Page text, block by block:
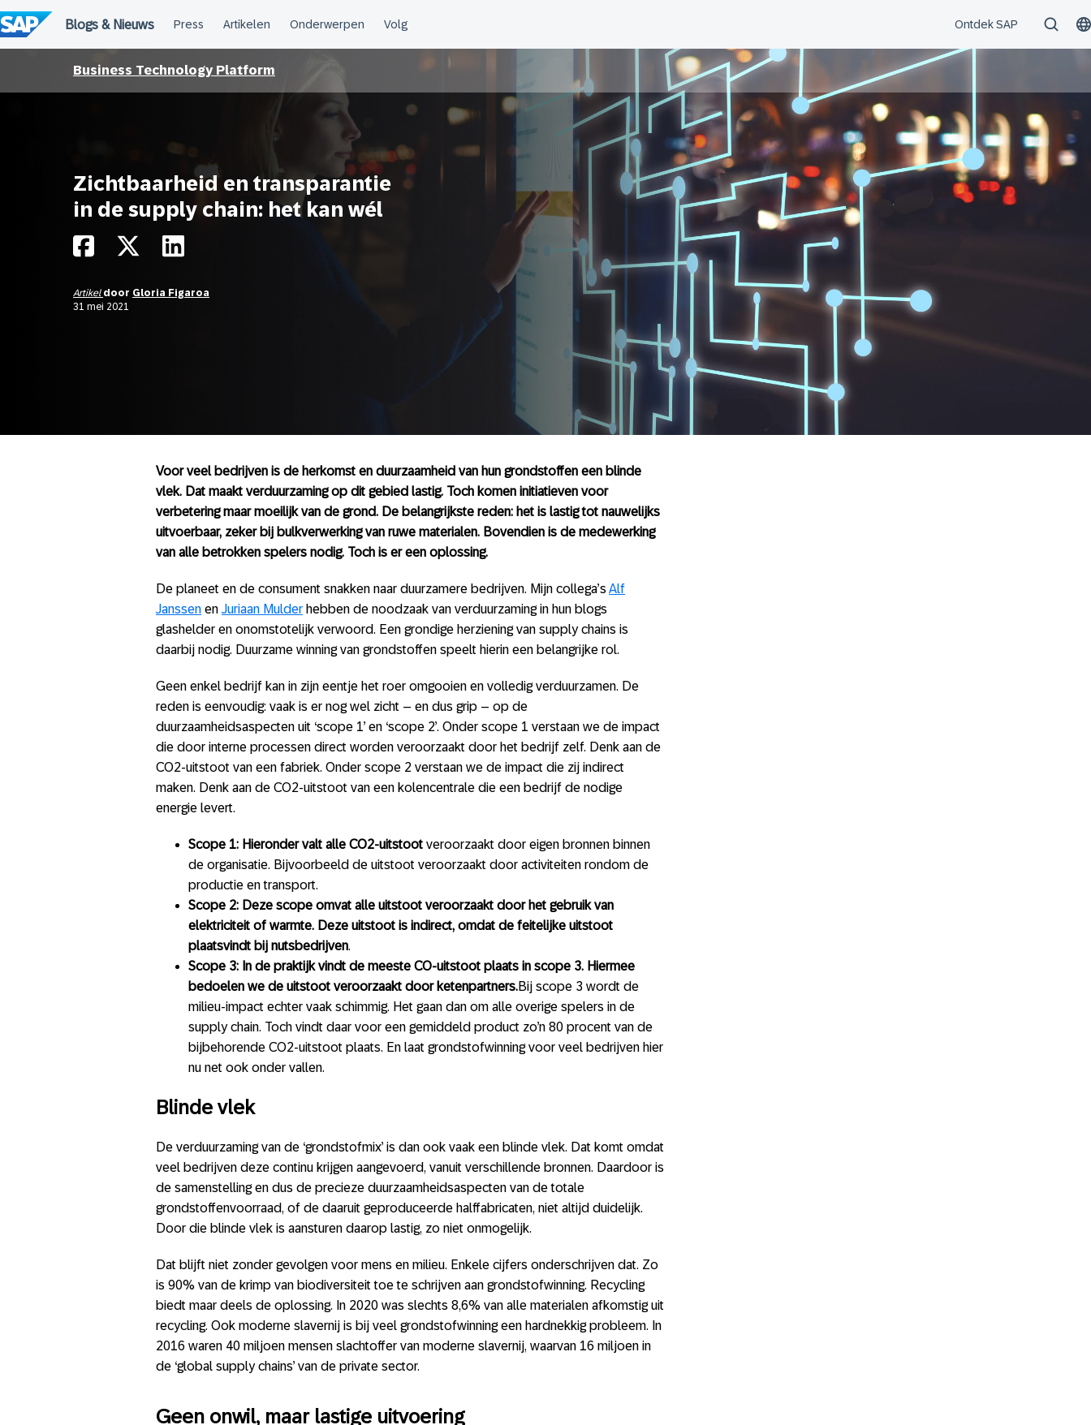
naar
de
inhoud
Business Technology Platform
Zichtbaarheid en transparantie
in de supply chain: het kan wél
Artikel door Gloria Figaroa
31 mei 2021
Voor veel bedrijven is de herkomst en duurzaamheid van hun grondstoffen een blinde
vlek. Dat maakt verduurzaming op dit gebied lastig. Toch komen initiatieven voor
verbetering maar moeilijk van de grond. De belangrijkste reden: het is lastig tot nauwelijks
uitvoerbaar, zeker bij bulkverwerking van ruwe materialen. Bovendien is de medewerking
van alle betrokken spelers nodig. Toch is er een oplossing.
De planeet en de consument snakken naar duurzamere bedrijven. Mijn collega’sAlf
Janssen en Juriaan Mulder hebben de noodzaak van verduurzaming in hun blogs
glashelder en onomstotelijk verwoord. Een grondige herziening van supply chains is
daarbij nodig. Duurzame winning van grondstoffen speelt hierin een belangrijke rol.
Geen enkel bedrijf kan in zijn eentje het roer omgooien en volledig verduurzamen. De
reden is eenvoudig: vaak is er nog wel zicht – en dus grip – op de
duurzaamheidsaspecten uit ‘scope 1’ en ‘scope 2’. Onder scope 1 verstaan we de impact
die door interne processen direct worden veroorzaakt door het bedrijf zelf. Denk aan de
CO2-uitstoot van een fabriek. Onder scope 2 verstaan we de impact die zij indirect
maken. Denk aan de CO2-uitstoot van een kolencentrale die een bedrijf de nodige
energie levert.
Scope 1: Hieronder valt alle CO2-uitstoot veroorzaakt door eigen bronnen binnen
de organisatie. Bijvoorbeeld de uitstoot veroorzaakt door activiteiten rondom de
productie en transport.
Scope 2: Deze scope omvat alle uitstoot veroorzaakt door het gebruik van
elektriciteit of warmte. Deze uitstoot is indirect, omdat de feitelijke uitstoot
plaatsvindt bij nutsbedrijven.
Scope 3: In de praktijk vindt de meeste CO-uitstoot plaats in scope 3. Hiermee
bedoelen we de uitstoot veroorzaakt door ketenpartners.Bij scope 3 wordt de
milieu-impact echter vaak schimmig. Het gaan dan om alle overige spelers in de
supply chain. Toch vindt daar voor een gemiddeld product zo’n 80 procent van de
bijbehorende CO2-uitstoot plaats. En laat grondstofwinning voor veel bedrijven hier
nu net ook onder vallen.
Blinde vlek
De verduurzaming van de ‘grondstofmix’ is dan ook vaak een blinde vlek. Dat komt omdat
veel bedrijven deze continu krijgen aangevoerd, vanuit verschillende bronnen. Daardoor is
de samenstelling en dus de precieze duurzaamheidsaspecten van de totale
grondstoffenvoorraad, of de daaruit geproduceerde halffabricaten, niet altijd duidelijk.
Door die blinde vlek is aansturen daarop lastig, zo niet onmogelijk.
Dat blijft niet zonder gevolgen voor mens en milieu. Enkele cijfers onderschrijven dat. Zo
is 90% van de krimp van biodiversiteit toe te schrijven aan grondstofwinning. Recycling
biedt maar deels de oplossing. In 2020 was slechts 8,6% van alle materialen afkomstig uit
recycling. Ook moderne slavernij is bij veel grondstofwinning een hardnekkig probleem. In
2016 waren 40 miljoen mensen slachtoffer van moderne slavernij, waarvan 16 miljoen in
de ‘global supply chains’ van de private sector.
Geen onwil, maar lastige uitvoering